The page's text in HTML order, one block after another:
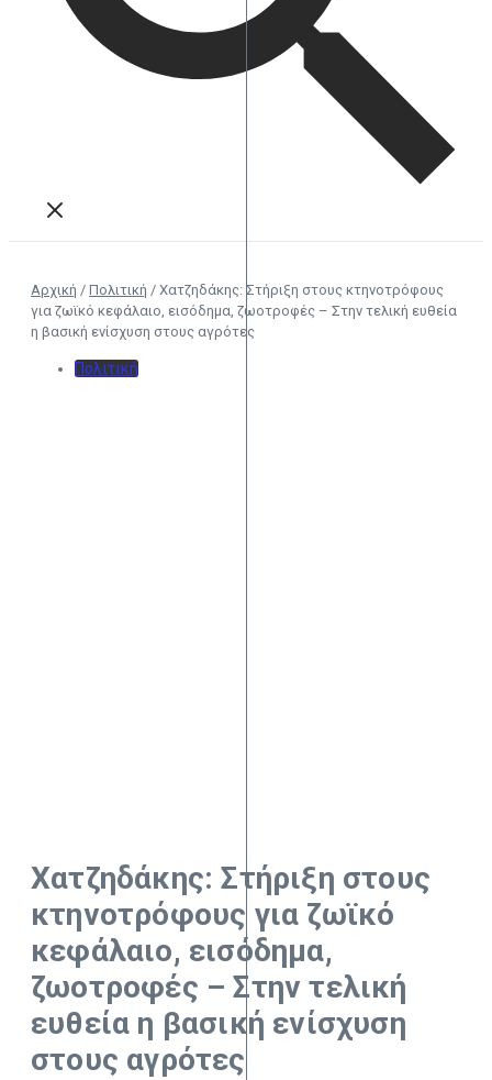
Αρχική / Πολιτική / Χατζηδάκης: Στήριξη στους κτηνοτρόφους
για ζωϊκό κεφάλαιο, εισόδημα, ζωοτροφές – Στην τελική ευθεία
η βασική ενίσχυση στους αγρότες
Πολιτική
Χατζηδάκης: Στήριξη στους
κτηνοτρόφους για ζωϊκό
κεφάλαιο, εισόδημα,
ζωοτροφές – Στην τελική
ευθεία η βασική ενίσχυση
στους αγρότες